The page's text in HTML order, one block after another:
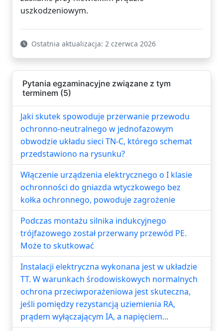
uszkodzeniowym.
Ostatnia aktualizacja: 2 czerwca 2026
Pytania egzaminacyjne związane z tym
terminem (5)
Jaki skutek spowoduje przerwanie przewodu
ochronno-neutralnego w jednofazowym
obwodzie układu sieci TN-C, którego schemat
przedstawiono na rysunku?
Włączenie urządzenia elektrycznego o I klasie
ochronności do gniazda wtyczkowego bez
kołka ochronnego, powoduje zagrożenie
Podczas montażu silnika indukcyjnego
trójfazowego został przerwany przewód PE.
Może to skutkować
Instalacji elektryczna wykonana jest w układzie
TT. W warunkach środowiskowych normalnych
ochrona przeciwporażeniowa jest skuteczna,
jeśli pomiędzy rezystancją uziemienia RA,
prądem wyłączającym IA, a napięciem...